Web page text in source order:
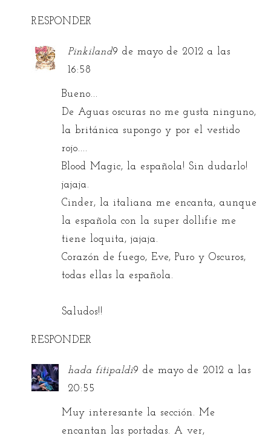
RESPONDER
Pinkiland9 de mayo de 2012 a las
16:58
Bueno...
De Aguas oscuras no me gusta ninguno,
la británica supongo y por el vestido
rojo....
Blood Magic, la española! Sin dudarlo!
jajaja.
Cinder, la italiana me encanta, aunque
la española con la super dollifie me
tiene loquita, jajaja.
Corazón de fuego, Eve, Puro y Oscuros,
todas ellas la española.
Saludos!!
RESPONDER
hada fitipaldi9 de mayo de 2012 a las
20:55
Muy interesante la sección. Me
encantan las portadas. A ver,